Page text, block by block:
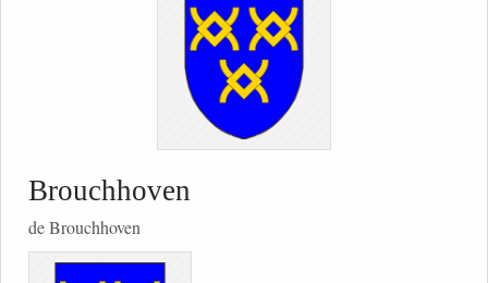
Brouchhoven
de Brouchhoven